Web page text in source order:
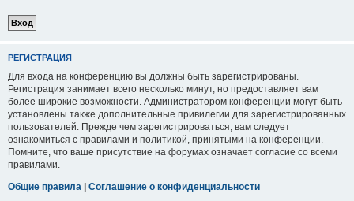
РЕГИСТРАЦИЯ
Для входа на конференцию вы должны быть зарегистрированы.
Регистрация занимает всего несколько минут, но предоставляет вам
более широкие возможности. Администратором конференции могут быть
установлены также дополнительные привилегии для зарегистрированных
пользователей. Прежде чем зарегистрироваться, вам следует
ознакомиться с правилами и политикой, принятыми на конференции.
Помните, что ваше присутствие на форумах означает согласие со всеми
правилами.
Общие правила | Соглашение о конфиденциальности